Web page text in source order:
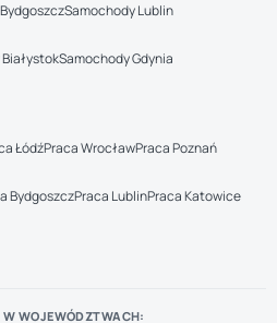
Samochody Lublin
Samochody Gdynia
ŁódźPraca WrocławPraca Poznań
BydgoszczPraca LublinPraca Katowice
W WOJEWÓDZTWACH: